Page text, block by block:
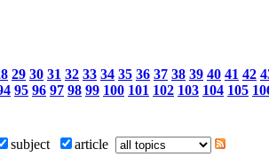
29 30 31 32 33 34 35 36 37 38 39 40 41 42
95 96 97 98 99 100 101 102 103 104 105
subject article